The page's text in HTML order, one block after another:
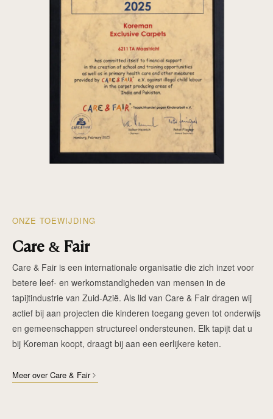
ONZE TOEWIJDING
Care & Fair
Care & Fair is een internationale organisatie die zich inzet voor
betere leef- en werkomstandigheden van mensen in de
tapijtindustrie van Zuid-Azië. Als lid van Care & Fair dragen wij
actief bij aan projecten die kinderen toegang geven tot onderwijs
en gemeenschappen structureel ondersteunen. Elk tapijt dat u
bij Koreman koopt, draagt bij aan een eerlijkere keten.
Meer over Care & Fair